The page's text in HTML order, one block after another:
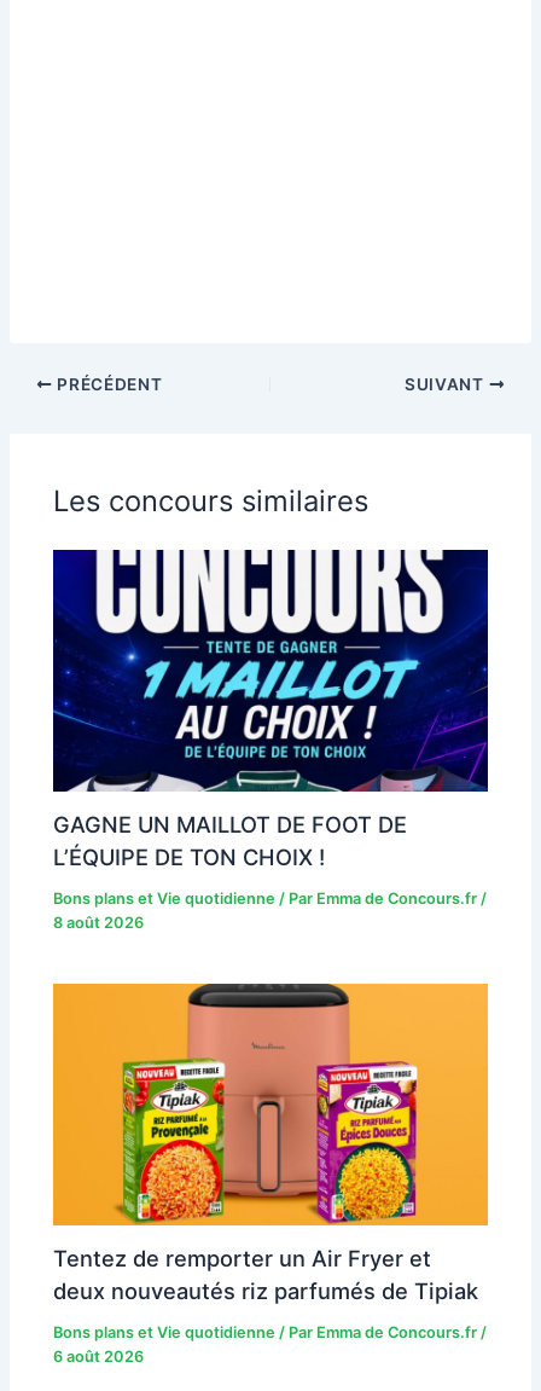
PRÉCÉDENT SUIVANT
Les concours similaires
GAGNE UN MAILLOT DE FOOT DE
L’ÉQUIPE DE TON CHOIX !
Bons plans et Vie quotidienne / Par Emma de Concours.fr/
8 août 2026
Tentez de remporter un Air Fryer et
deux nouveautés riz parfumés de Tipiak
Bons plans et Vie quotidienne / Par Emma de Concours.fr/
6 août 2026